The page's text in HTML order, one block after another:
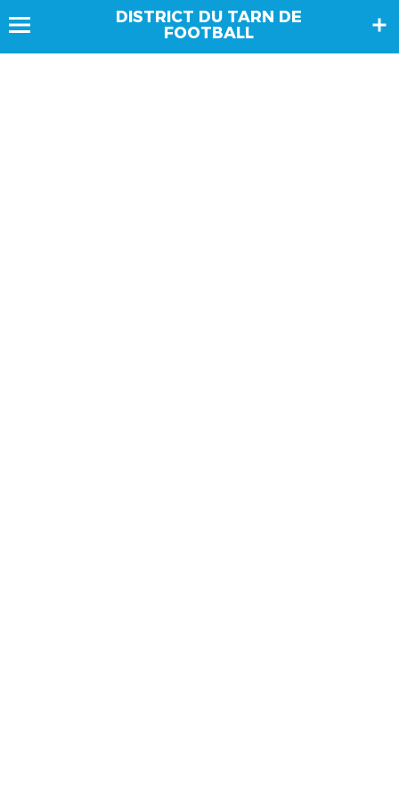
DISTRICT DU TARN DE
FOOTBALL